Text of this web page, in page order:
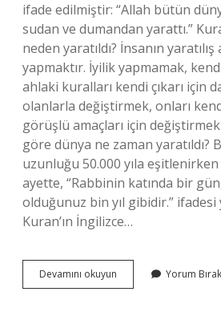
ifade edilmiştir: “Allah bütün
sudan ve dumandan yarattı.”
neden yaratıldı? İnsanın
yapmaktır. İyilik yapmamak,
ahlaki kuralları kendi çıkarı için
olanlarla değiştirmek, onları
görüşlü amaçları için
göre dünya ne zaman yaratıldı?
uzunluğu 50.000 yıla
ayette, “Rabbinin katında bir
olduğunuz bin yıl gibidir.” ifadesi
Kuran’ın İngilizce…
Devamını okuyun
Göre
Yorum Bırak